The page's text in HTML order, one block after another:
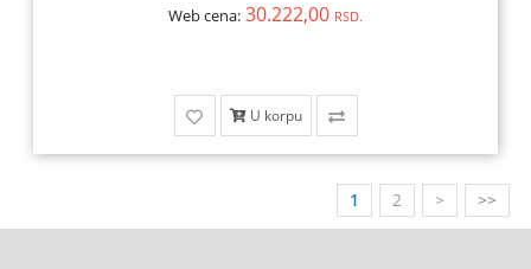
Web cena: 30.222,00 RSD.
U korpu
1 2 > >>